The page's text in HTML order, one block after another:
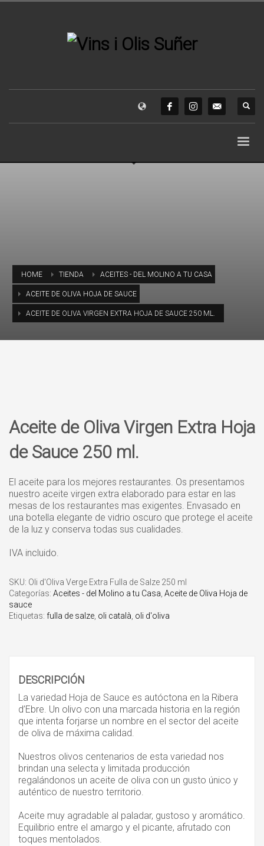
HOME TIENDA ACEITES - DEL MOLINO A TU CASA
ACEITE DE OLIVA HOJA DE SAUCE
ACEITE DE OLIVA VIRGEN EXTRA HOJA DE SAUCE 250 ML.
Aceite de Oliva Virgen Extra Hoja
de Sauce 250 ml.
El aceite para los mejores restaurantes. Os presentamos
nuestro aceite virgen extra elaborado para estar en las
mesas de los restaurantes mas exigentes. Envasado en
una botella elegante de vidrio oscuro que protege el aceite
de la luz y conserva todas sus cualidades.
IVA incluido.
SKU: Oli d'Oliva Verge Extra Fulla de Salze 250 ml
Categorías: Aceites - del Molino a tu Casa Aceite de Oliva Hoja de
sauce
Etiquetas: fulla de salze oli català oli d'oliva
DESCRIPCIÓN
La variedad Hoja de Sauce es autóctona en la Ribera
d’Ebre. Un olivo con una marcada historia en la región
que intenta forjarse un nombre en el sector del aceite
de oliva de máxima calidad.
Nuestros olivos centenarios de esta variedad nos
brindan una selecta y limitada producción
regalándonos un aceite de oliva con un gusto único y
auténtico de nuestro territorio.
Aceite muy agradable al paladar, gustoso y aromático.
Equilibrio entre el amargo y el picante, afrutado con
toques mentolados.